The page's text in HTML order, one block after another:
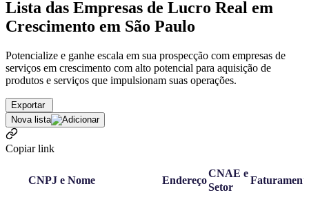
Lista das Empresas de Lucro Real em
Crescimento em São Paulo
Potencialize e ganhe escala em sua prospecção com empresas de
serviços em crescimento com alto potencial para aquisição de
produtos e serviços que impulsionam suas operações.
Exportar
Nova lista
Copiar link
CNPJ e Nome Endereço
CNAE e
Setor